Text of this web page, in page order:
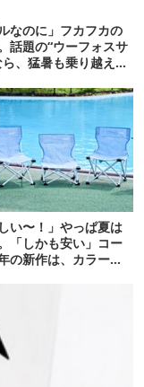
なのに」フカフカの
話題の“ウーフォスサ
、猛暑も乗り越えら
い〜！」やっぱ夏は
「しかも安い」コー
の新作は、カラーも